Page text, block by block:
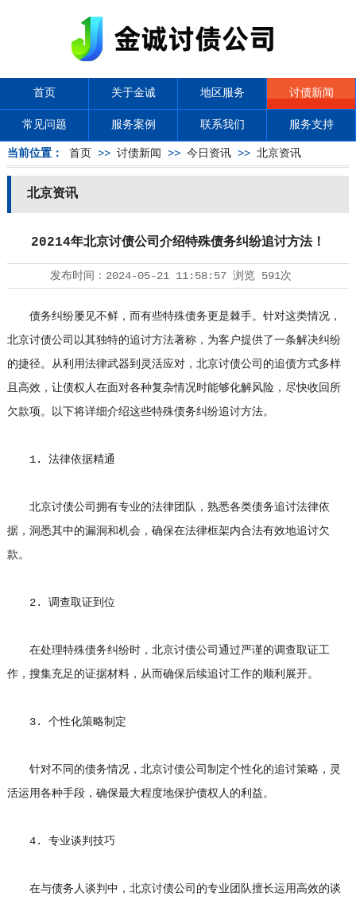
首页 关于金诚 地区服务 讨债新闻
常见问题 服务案例 联系我们 服务支持
当前位置： 首页 >> 讨债新闻 >> 今日资讯>> 北京资讯
北京资讯
20214年北京讨债公司介绍特殊债务纠纷追讨方法！
发布时间： 2024-05-21 11:58:57浏览 591次
债务纠纷屡见不鲜，而有些特殊债务更是棘手。针对这类情况，
北京讨债公司 以其独特的追讨方法著称，为客户提供了一条解决纠纷
的捷径。从利用法律武器到灵活应对，北京讨债公司的追债方式多样
且高效，让债权人在面对各种复杂情况时能够化解风险，尽快收回所
欠款项。以下将详细介绍这些特殊债务纠纷追讨方法。
1. 法律依据精通
北京讨债公司拥有专业的法律团队，熟悉各类债务追讨法律依
据，洞悉其中的漏洞和机会，确保在法律框架内合法有效地追讨欠
款。
2. 调查取证到位
在处理特殊债务纠纷时，北京讨债公司通过严谨的调查取证工
作，搜集充足的证据材料，从而确保后续追讨工作的顺利展开。
3. 个性化策略制定
针对不同的债务情况，北京讨债公司制定个性化的追讨策略，灵
活运用各种手段，确保最大程度地保护债权人的利益。
4. 专业谈判技巧
在与债务人谈判中，北京讨债公司的专业团队擅长运用高效的谈